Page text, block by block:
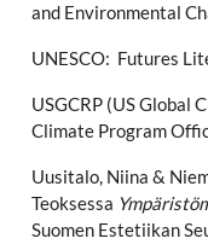
and Environmental
UNESCO: Futures
USGCRP (US Global
Climate Program
Uusitalo, Niina &
Teoksessa
Suomen Estetiikan